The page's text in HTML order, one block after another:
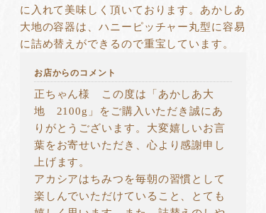
に入れて美味しく頂いております。あかしあ
大地の容器は、ハニーピッチャー丸型に容易
に詰め替えができるので重宝しています。
お店からのコメント
正ちゃん様 この度は「あかしあ大
地 2100g」をご購入いただき誠にあ
りがとうございます。大変嬉しいお言
葉をお寄せいただき、心より感謝申し
上げます。
アカシアはちみつを毎朝の習慣として
楽しんでいただけていること、とても